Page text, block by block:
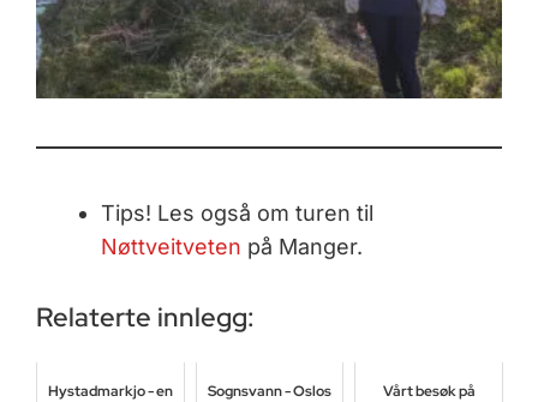
Tips! Les også om turen til
Nøttveitveten på Manger.
Relaterte innlegg:
Hystadmarkjo - en
Sognsvann - Oslos
Vårt besøk på